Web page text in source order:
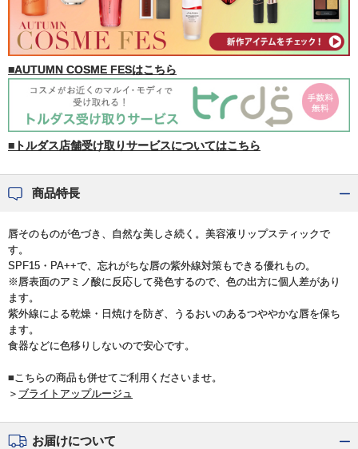
■AUTUMN COSME FESはこちら
■トルダス店舗受け取りサービスについてはこちら
商品特長
唇そのものが色づき、自然な美しさ続く。美容液リップスティックで
す。
SPF15・PA++で、忘れがちな唇の紫外線対策もできる優れもの。
※唇表面のアミノ酸に反応して発色するので、色の出方に個人差があり
ます。
紫外線による乾燥・日焼けを防ぎ、うるおいのあるつややかな唇を保ち
ます。
食器などに色移りしないので安心です。
■こちらの商品も併せてご利用くださいませ。
＞ ブライトアップルージュ
お届けについて